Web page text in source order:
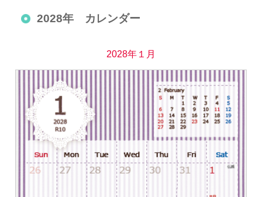
2028年 カレンダー
2028年１月